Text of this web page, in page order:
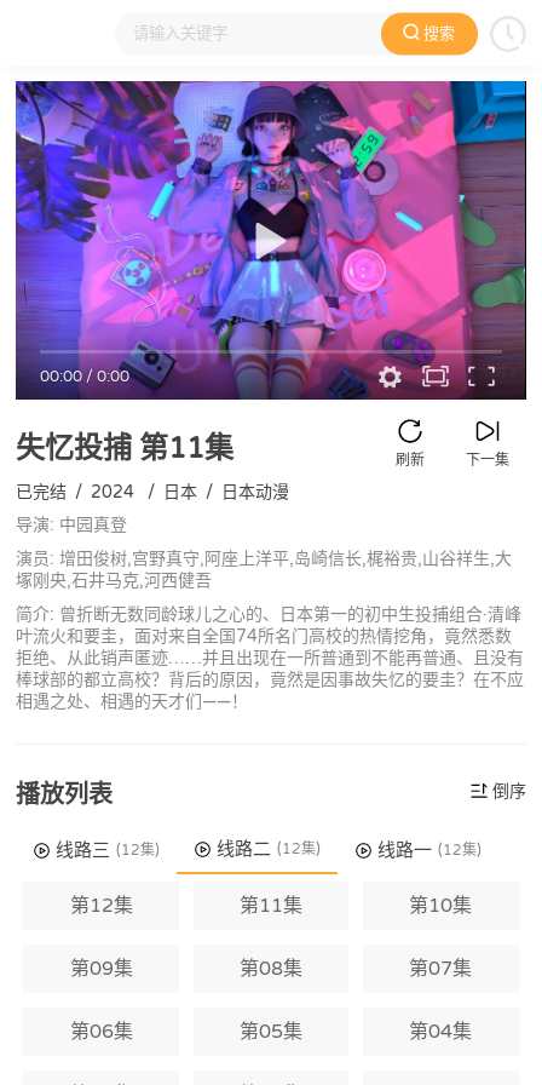
搜索
大家在看 日本动漫 国产动漫 欧美动漫 动漫电影
00:00/0:00
失忆投捕 第11集 下一集
刷新
已完结 / 2024 / 日本 / 日本动漫
导演: 中园真登
演员: 增田俊树,宫野真守,阿座上洋平,岛崎信长,梶裕贵,山谷祥生,大
塚刚央,石井马克,河西健吾
简介: 曾折断无数同龄球儿之心的、日本第一的初中生投捕组合·清峰
叶流火和要圭，面对来自全国74所名门高校的热情挖角，竟然悉数
拒绝、从此销声匿迹……并且出现在一所普通到不能再普通、且没有
棒球部的都立高校？背后的原因，竟然是因事故失忆的要圭？在不应
相遇之处、相遇的天才们——！
播放列表 倒序
线路三 (12集) 线路二 (12集) 线路一 (12集)
第12集 第11集 第10集
第09集 第08集 第07集
第06集 第05集 第04集